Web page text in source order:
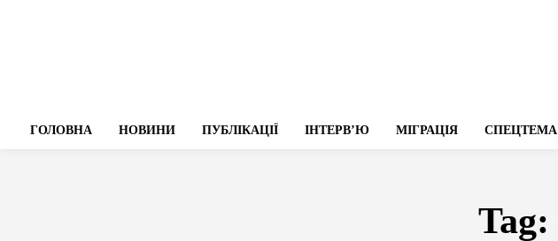
ГОЛОВНА НОВИНИ ПУБЛІКАЦІЇ ІНТЕРВʼЮ МІГРАЦІЯ СПЕЦТЕМА
Tag: